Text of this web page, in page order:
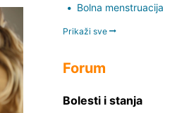
Bolna menstruacija
Prikaži sve
Forum
Bolesti i stanja